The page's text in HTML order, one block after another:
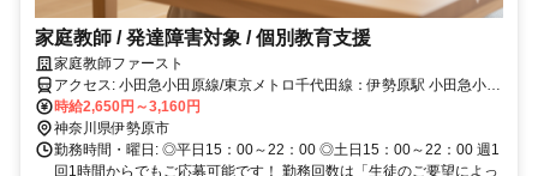
家庭教師 / 発達障害対象 / 個別教育支援
家庭教師ファースト
アクセス: 小田急小田原線/東京メトロ千代田線：伊勢原駅 小田急小田
原線：鶴巻温泉駅
時給2,650円～3,160円
神奈川県伊勢原市
勤務時間・曜日: ◎平日15：00～22：00 ◎土日15：00～22：00 週1
回1時間からでもご応募可能です！ 勤務回数は「生徒のご要望によっ